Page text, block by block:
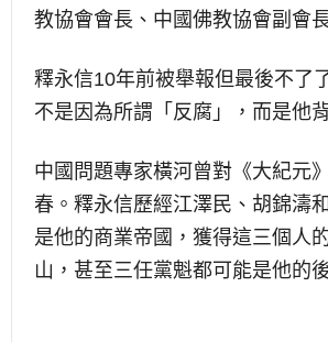
教協會會長、中國佛教協會副會
釋永信10年前被舉報但最後不了
不是因為所謂「反腐」，而是他
中國問題專家橫河曾對《大紀元
春。釋永信歷經江澤民、胡錦濤
是他的商業帝國，獲得這三個人
山，甚至三任黨魁都可能是他的